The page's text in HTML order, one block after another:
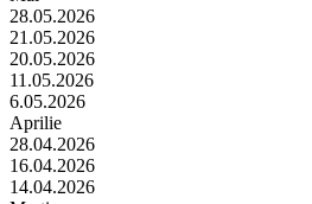
28.05.2026
21.05.2026
20.05.2026
11.05.2026
6.05.2026
Aprilie
28.04.2026
16.04.2026
14.04.2026